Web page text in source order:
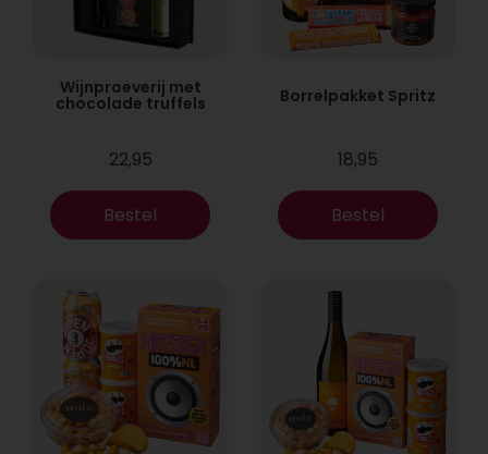
Wijnproeverij met
chocolade truffels
22,95
Bestel
Borrelpakket Spritz
18,95
Bestel